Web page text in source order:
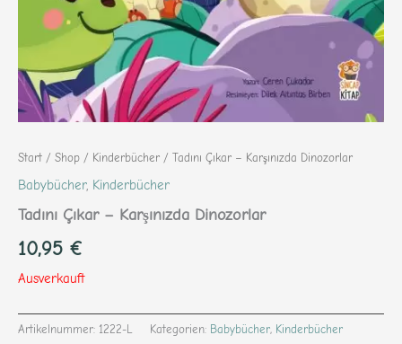
Start / Shop / Kinderbücher / Tadını Çıkar – Karşınızda Dinozorlar
Babybücher, Kinderbücher
Tadını Çıkar – Karşınızda Dinozorlar
10,95 €
Ausverkauft
Artikelnummer: 1222-L Kategorien: Babybücher, Kinderbücher